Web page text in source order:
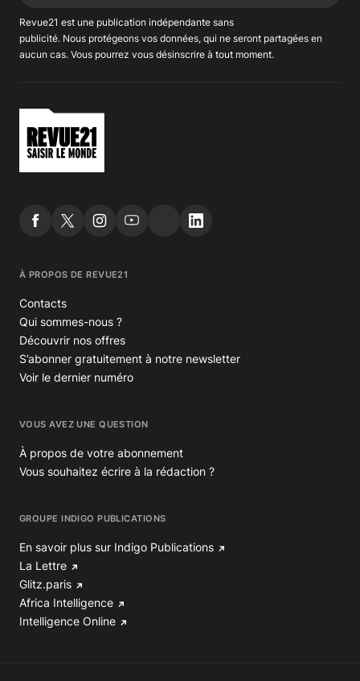
Revue21 est une publication indépendante sans
publicité. Nous protégeons vos données, qui ne seront partagées en
aucun cas. Vous pourrez vous désinscrire à tout moment.
À PROPOS DE REVUE21
Contacts
Qui sommes-nous ?
Découvrir nos offres
S’abonner gratuitement à notre newsletter
Voir le dernier numéro
VOUS AVEZ UNE QUESTION
À propos de votre abonnement
Vous souhaitez écrire à la rédaction ?
GROUPE INDIGO PUBLICATIONS
En savoir plus sur Indigo Publications
La Lettre
Glitz.paris
Africa Intelligence
Intelligence Online